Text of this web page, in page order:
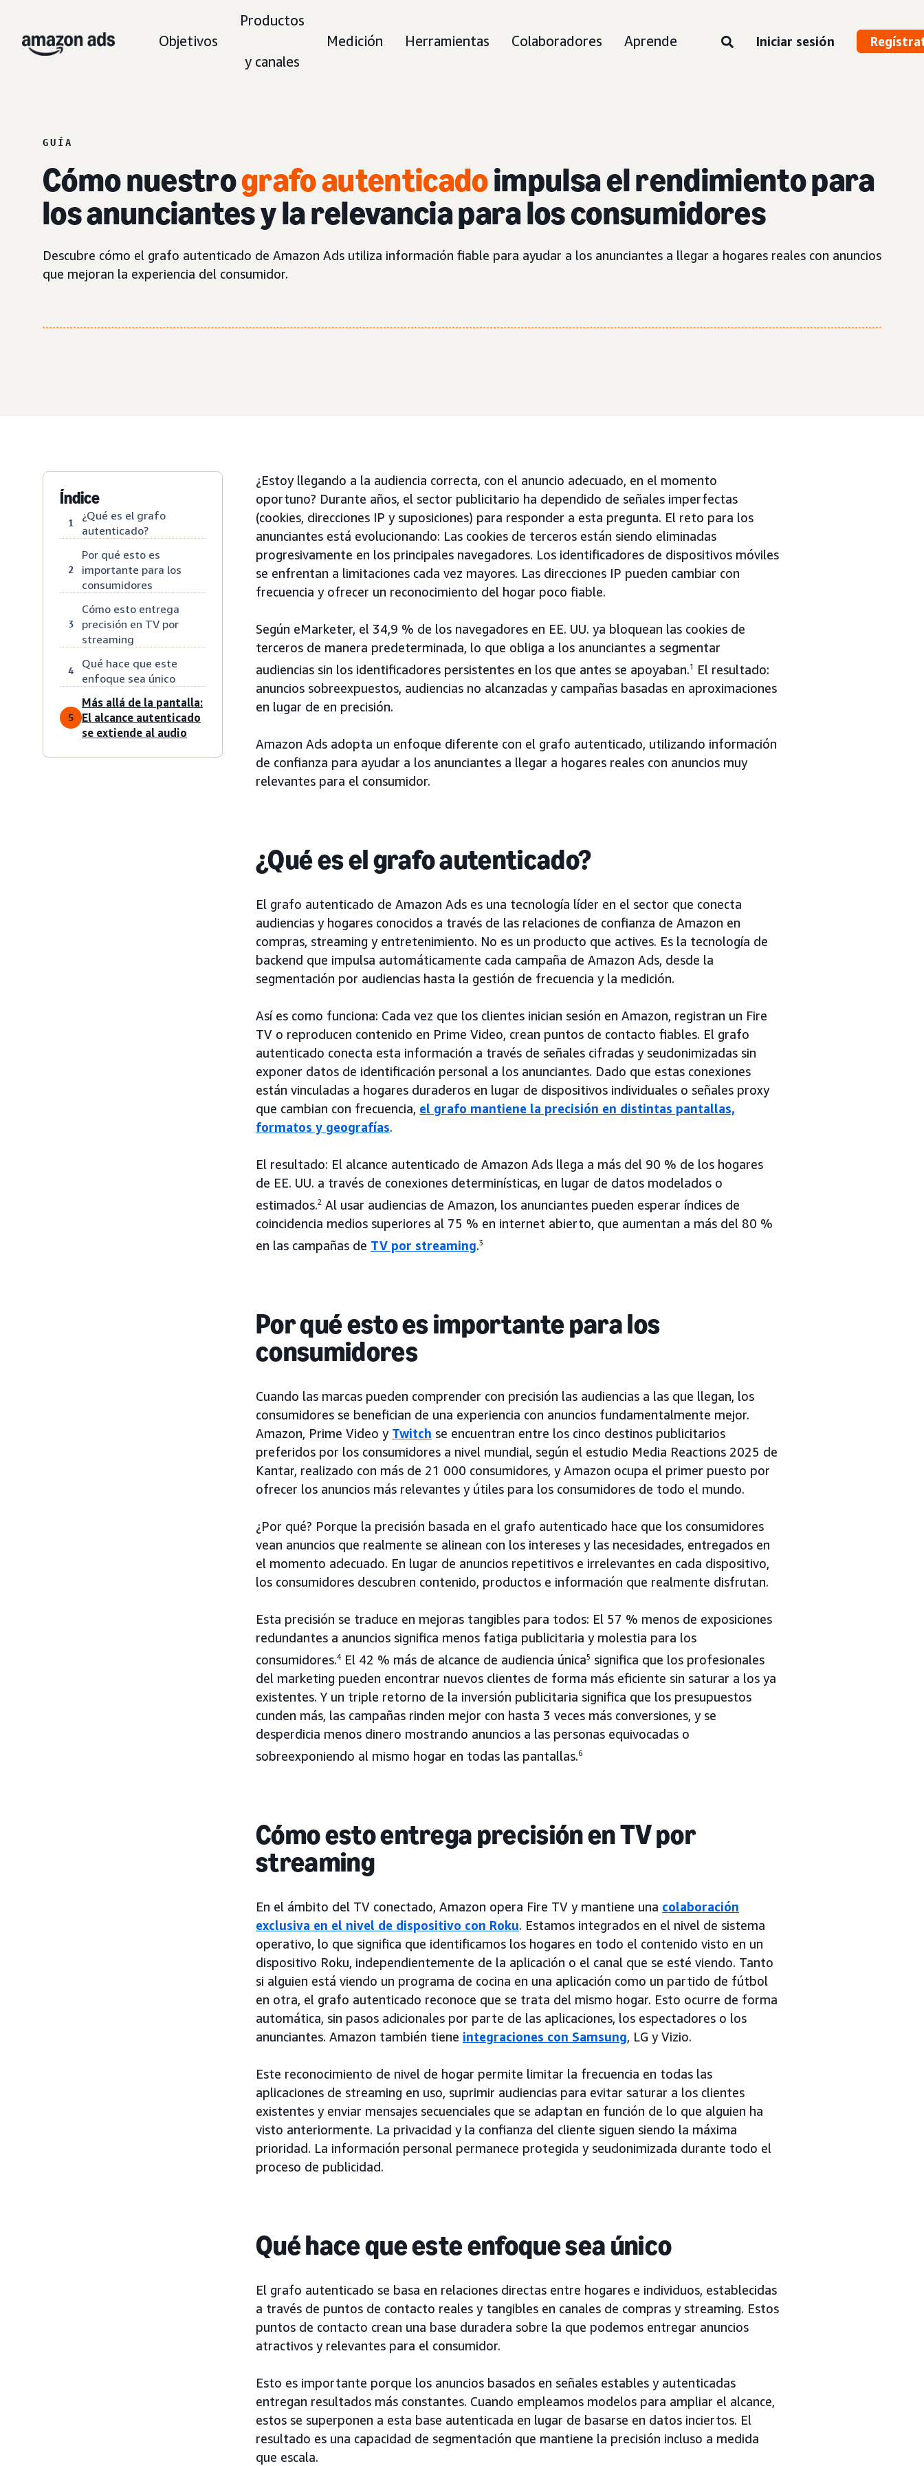
Objetivos
Productos
y canales
Medición Herramientas Colaboradores Aprende Iniciar sesión
GUÍA
Cómo nuestrografo autenticadoimpulsa el rendimiento para
los anunciantes y la relevancia para los consumidores
Descubre cómo el grafo autenticado de Amazon Ads utiliza información fiable para ayudar a los anunciantes a llegar a hogares reales con anuncios
que mejoran la experiencia del consumidor.
Índice
1
¿Qué es el grafo
autenticado?
2
Por qué esto es
importante para los
consumidores
3
Cómo esto entrega
precisión en TV por
streaming
4
Qué hace que este
enfoque sea único
5
Más allá de la pantalla:
El alcance autenticado
se extiende al audio
¿Estoy llegando a la audiencia correcta, con el anuncio adecuado, en el momento
oportuno? Durante años, el sector publicitario ha dependido de señales imperfectas
(cookies, direcciones IP y suposiciones) para responder a esta pregunta. El reto para los
anunciantes está evolucionando: Las cookies de terceros están siendo eliminadas
progresivamente en los principales navegadores. Los identificadores de dispositivos móviles
se enfrentan a limitaciones cada vez mayores. Las direcciones IP pueden cambiar con
frecuencia y ofrecer un reconocimiento del hogar poco fiable.
Según eMarketer, el 34,9 % de los navegadores en EE. UU. ya bloquean las cookies de
terceros de manera predeterminada, lo que obliga a los anunciantes a segmentar
audiencias sin los identificadores persistentes en los que antes se apoyaban.1
El resultado:
anuncios sobreexpuestos, audiencias no alcanzadas y campañas basadas en aproximaciones
en lugar de en precisión.
Amazon Ads adopta un enfoque diferente con el grafo autenticado, utilizando información
de confianza para ayudar a los anunciantes a llegar a hogares reales con anuncios muy
relevantes para el consumidor.
¿Qué es el grafo autenticado?
El grafo autenticado de Amazon Ads es una tecnología líder en el sector que conecta
audiencias y hogares conocidos a través de las relaciones de confianza de Amazon en
compras, streaming y entretenimiento. No es un producto que actives. Es la tecnología de
backend que impulsa automáticamente cada campaña de Amazon Ads, desde la
segmentación por audiencias hasta la gestión de frecuencia y la medición.
Así es como funciona: Cada vez que los clientes inician sesión en Amazon, registran un Fire
TV o reproducen contenido en Prime Video, crean puntos de contacto fiables. El grafo
autenticado conecta esta información a través de señales cifradas y seudonimizadas sin
exponer datos de identificación personal a los anunciantes. Dado que estas conexiones
están vinculadas a hogares duraderos en lugar de dispositivos individuales o señales proxy
que cambian con frecuencia, el grafo mantiene la precisión en distintas pantallas,
formatos y geografías.
El resultado: El alcance autenticado de Amazon Ads llega a más del 90 % de los hogares
de EE. UU. a través de conexiones determinísticas, en lugar de datos modelados o
estimados.2 Al usar audiencias de Amazon, los anunciantes pueden esperar índices de
coincidencia medios superiores al 75 % en internet abierto, que aumentan a más del 80 %
en las campañas de TV por streaming.3
Por qué esto es importante para los
consumidores
Cuando las marcas pueden comprender con precisión las audiencias a las que llegan, los
consumidores se benefician de una experiencia con anuncios fundamentalmente mejor.
Amazon, Prime Video y Twitch se encuentran entre los cinco destinos publicitarios
preferidos por los consumidores a nivel mundial, según el estudio Media Reactions 2025 de
Kantar, realizado con más de 21 000 consumidores, y Amazon ocupa el primer puesto por
ofrecer los anuncios más relevantes y útiles para los consumidores de todo el mundo.
¿Por qué? Porque la precisión basada en el grafo autenticado hace que los consumidores
vean anuncios que realmente se alinean con los intereses y las necesidades, entregados en
el momento adecuado. En lugar de anuncios repetitivos e irrelevantes en cada dispositivo,
los consumidores descubren contenido, productos e información que realmente disfrutan.
Esta precisión se traduce en mejoras tangibles para todos: El 57 % menos de exposiciones
redundantes a anuncios significa menos fatiga publicitaria y molestia para los
consumidores.4 El 42 % más de alcance de audiencia única5 significa que los profesionales
del marketing pueden encontrar nuevos clientes de forma más eficiente sin saturar a los ya
existentes. Y un triple retorno de la inversión publicitaria significa que los presupuestos
cunden más, las campañas rinden mejor con hasta 3 veces más conversiones, y se
desperdicia menos dinero mostrando anuncios a las personas equivocadas o
sobreexponiendo al mismo hogar en todas las pantallas.6
Cómo esto entrega precisión en TV por
streaming
En el ámbito del TV conectado, Amazon opera Fire TV y mantiene una colaboración
exclusiva en el nivel de dispositivo con Roku. Estamos integrados en el nivel de sistema
operativo, lo que significa que identificamos los hogares en todo el contenido visto en un
dispositivo Roku, independientemente de la aplicación o el canal que se esté viendo. Tanto
si alguien está viendo un programa de cocina en una aplicación como un partido de fútbol
en otra, el grafo autenticado reconoce que se trata del mismo hogar. Esto ocurre de forma
automática, sin pasos adicionales por parte de las aplicaciones, los espectadores o los
anunciantes. Amazon también tiene integraciones con Samsung, LG y Vizio.
Este reconocimiento de nivel de hogar permite limitar la frecuencia en todas las
aplicaciones de streaming en uso, suprimir audiencias para evitar saturar a los clientes
existentes y enviar mensajes secuenciales que se adaptan en función de lo que alguien ha
visto anteriormente. La privacidad y la confianza del cliente siguen siendo la máxima
prioridad. La información personal permanece protegida y seudonimizada durante todo el
proceso de publicidad.
Qué hace que este enfoque sea único
El grafo autenticado se basa en relaciones directas entre hogares e individuos, establecidas
a través de puntos de contacto reales y tangibles en canales de compras y streaming. Estos
puntos de contacto crean una base duradera sobre la que podemos entregar anuncios
atractivos y relevantes para el consumidor.
Esto es importante porque los anuncios basados en señales estables y autenticadas
entregan resultados más constantes. Cuando empleamos modelos para ampliar el alcance,
estos se superponen a esta base autenticada en lugar de basarse en datos inciertos. El
resultado es una capacidad de segmentación que mantiene la precisión incluso a medida
que escala.